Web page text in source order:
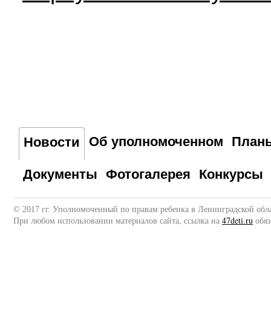
Новости Об уполномоченном
Документы Фотогалерея Конкурсы
© 2017 гг. Уполномоченный по правам ребенка в Ленинградской
При любом использовании материалов сайта, ссылка на 47deti.ru